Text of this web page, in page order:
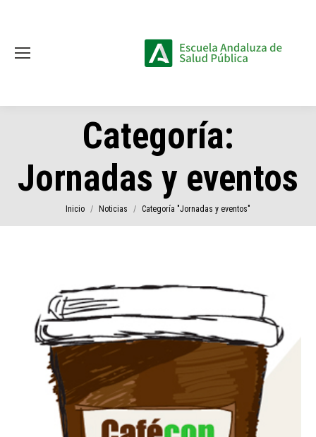
Categoría:
Jornadas y eventos
Estás aquí:
Inicio Noticias Categoría "Jornadas y eventos"